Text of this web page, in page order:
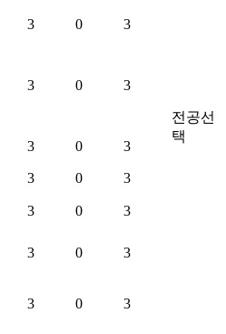
전공선
택
3 0 3
3 0 3
3 0 3
3 0
3
3 0 3
3 0 3
3 0 3